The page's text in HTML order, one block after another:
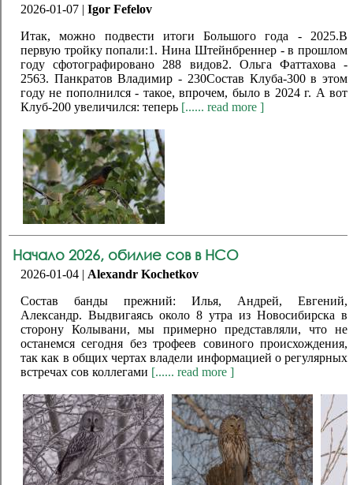
2026-01-07 | Igor Fefelov
Итак, можно подвести итоги Большого года - 2025.В
первую тройку попали:1. Нина Штейнбреннер - в прошлом
году сфотографировано 288 видов2. Ольга Фаттахова -
2563. Панкратов Владимир - 230Состав Клуба-300 в этом
году не пополнился - такое, впрочем, было в 2024 г. А вот
Клуб-200 увеличился: теперь [...... read more ]
Начало 2026, обилие сов в НСО
2026-01-04 | Alexandr Kochetkov
Состав банды прежний: Илья, Андрей, Евгений,
Александр. Выдвигаясь около 8 утра из Новосибирска в
сторону Колывани, мы примерно представляли, что не
останемся сегодня без трофеев совиного происхождения,
так как в общих чертах владели информацией о регулярных
встречах сов коллегами [...... read more ]